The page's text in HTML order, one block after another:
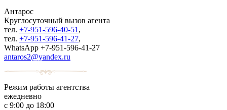
Антарос
Круглосуточный вызов агента
тел. +7-951-596-40-51 ,
тел. +7-951-596-41-27,
WhatsApp +7-951-596-41-27
antaros2@yandex.ru
Режим работы агентства
ежедневно
с 9:00 до 18:00